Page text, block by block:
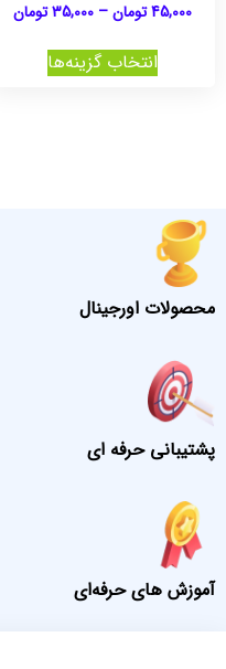
45,000تومان–
35,000تومان
انتخاب گزینه‌ها
محصولات اورجینال
پشتیبانی حرفه ای
آموزش های حرفه‌ای